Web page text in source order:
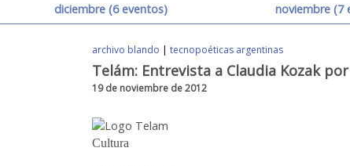
diciembre (6 eventos)
noviembre (7
archivo blando | tecnopoéticas argentinas
Telám: Entrevista a Claudia Kozak
19 de noviembre de 2012
Cultura